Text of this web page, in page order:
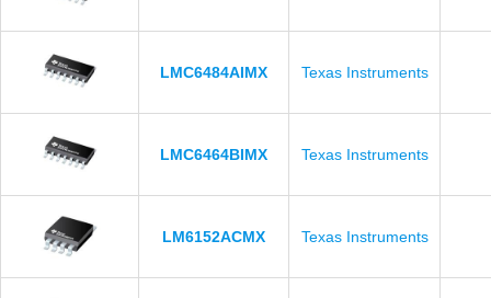
LMC6484AIMX Texas Instruments
LMC6464BIMX Texas Instruments
LM6152ACMX Texas Instruments